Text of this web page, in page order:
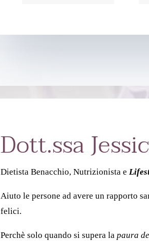
Dott.ssa
Dietista Benacchio, Nutrizionista e
Aiuto le persone ad avere un rapporto
felici.
Perchè solo quando si supera lapaura